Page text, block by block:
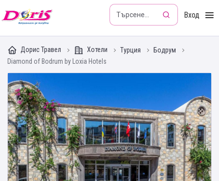
Doris - Изкушението да пътуваш Вход
Дорис Травел Хотели Турция
Бодрум
Diamond of Bodrum by Loxia Hotels